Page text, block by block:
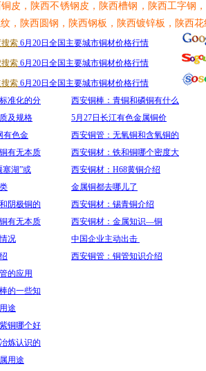
皮，陕西不锈钢皮，陕西槽钢，陕西工字钢
，陕西圆钢，陕西钢板，陕西镀锌板，陕西
索 6月20日全国主要城市铜材价格行情
索 6月20日全国主要城市铜材价格行情
索 6月20日全国主要城市铜材价格行情
准化的分
及规格
有色金
有无本质
塞湖”或
阴极铜的
有无本质
况
西安铜棒：青铜和磷铜有什么
5月27日长江有色金属铜价
西安铜管：无氧铜和含氧铜的
西安铜材：铁和铜哪个密度大
西安铜材：H68黄铜介绍
金属铜都去哪儿了
西安铜材：锡青铜介绍
西安铜材：金属知识—铜
中国企业主动出击
西安铜管：铜管知识介绍
的应用
的一些知
途
铜哪个好
炼认识的
用途